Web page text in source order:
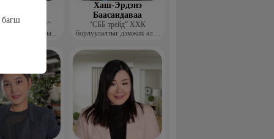
багш
хөгжүүлэлт”
бус байгууллагын
захирал
Хаш-Эрдэнэ
Баасандаваа
“СББ трейд” ХХК
борлуулалтыг дэмжих алба